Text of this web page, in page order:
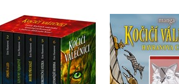
Kočičí válečníci: BOX
1-6
Erin Hunterová
Kočičí
Havranova
- Klan v
Erin